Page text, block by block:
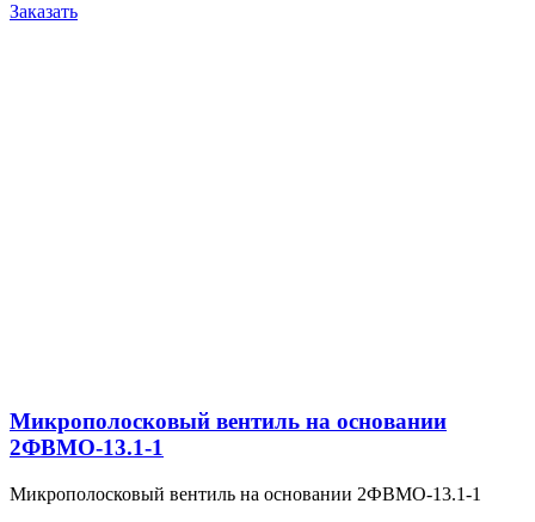
Заказать
Микрополосковый вентиль на основании
2ФВМO-13.1-1
Микрополосковый вентиль на основании 2ФВМO-13.1-1